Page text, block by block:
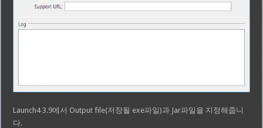
Launch4 3.9에서 Output file(저장될 exe파일)과 Jar파일을 지정해줍니
다.